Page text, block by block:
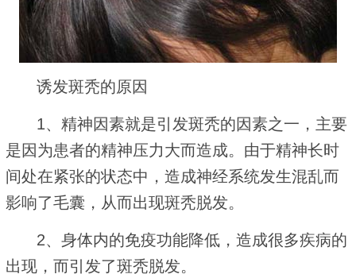
诱发斑秃的原因
1、精神因素就是引发斑秃的因素之一，主要
是因为患者的精神压力大而造成。由于精神长时
间处在紧张的状态中，造成神经系统发生混乱而
影响了毛囊，从而出现斑秃脱发。
2、身体内的免疫功能降低，造成很多疾病的
出现，而引发了斑秃脱发。